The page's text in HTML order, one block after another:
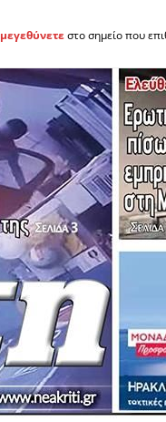
μεγεθύνετεστο σημείο που